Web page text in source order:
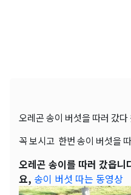
오레곤 송이 버섯을 따러 갔
꼭 보시고 한번 송이 버섯을
오레곤 송이를 따러 갔읍니
요, 송이 버섯 따는 동영상